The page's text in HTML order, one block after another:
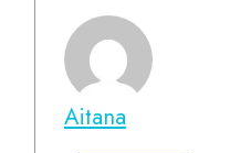
Aitana